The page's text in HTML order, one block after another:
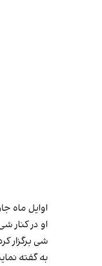
اوایل ماه
او در کنار
شی برگزار
به گفته